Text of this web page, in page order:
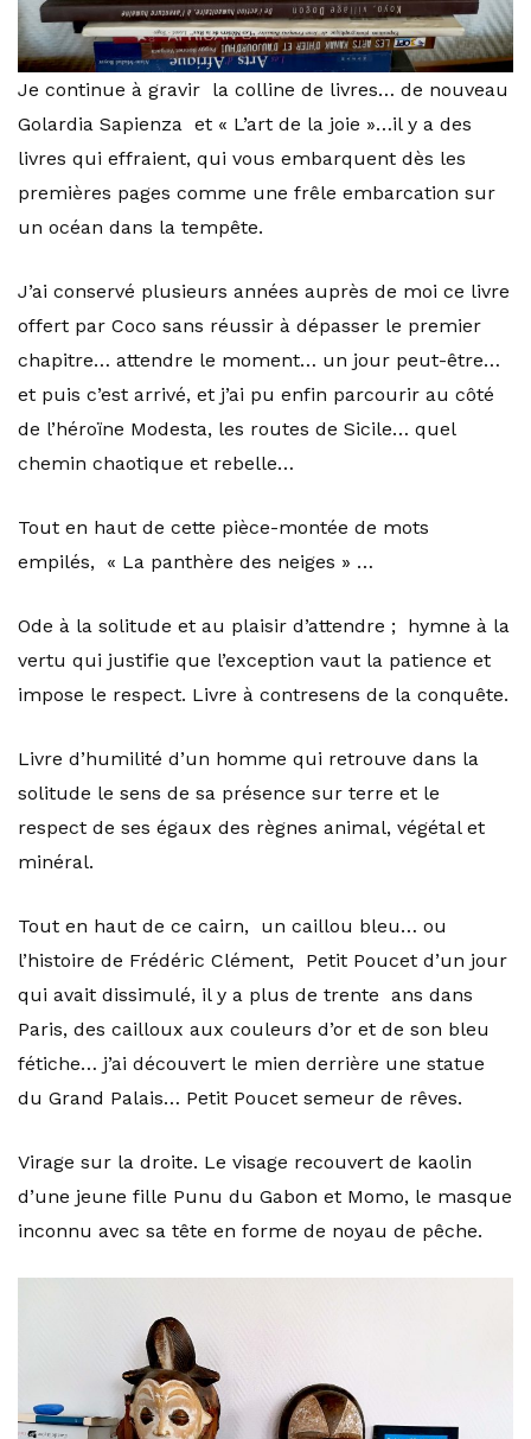
Je continue à gravir la colline de livres… de nouveau
Golardia Sapienza et « L’art de la joie »…il y a des
livres qui effraient, qui vous embarquent dès les
premières pages comme une frêle embarcation sur
un océan dans la tempête.
J’ai conservé plusieurs années auprès de moi ce livre
offert par Coco sans réussir à dépasser le premier
chapitre… attendre le moment… un jour peut-être…
et puis c’est arrivé, et j’ai pu enfin parcourir au côté
de l’héroïne Modesta, les routes de Sicile… quel
chemin chaotique et rebelle…
Tout en haut de cette pièce-montée de mots
empilés, « La panthère des neiges » …
Ode à la solitude et au plaisir d’attendre ; hymne à la
vertu qui justifie que l’exception vaut la patience et
impose le respect. Livre à contresens de la conquête.
Livre d’humilité d’un homme qui retrouve dans la
solitude le sens de sa présence sur terre et le
respect de ses égaux des règnes animal, végétal et
minéral.
Tout en haut de ce cairn, un caillou bleu… ou
l’histoire de Frédéric Clément, Petit Poucet d’un jour
qui avait dissimulé, il y a plus de trente ans dans
Paris, des cailloux aux couleurs d’or et de son bleu
fétiche… j’ai découvert le mien derrière une statue
du Grand Palais… Petit Poucet semeur de rêves.
Virage sur la droite. Le visage recouvert de kaolin
d’une jeune fille Punu du Gabon et Momo, le masque
inconnu avec sa tête en forme de noyau de pêche.